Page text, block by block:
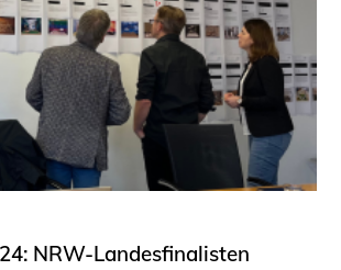
NRW-Landesfinalisten